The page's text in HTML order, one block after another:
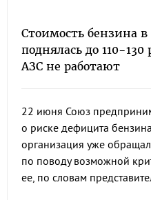
Стоимость бензина
поднялась до 110-130
АЗС не работают
22 июня Союз
о риске дефицита
организация уже
по поводу возможной
ее, по словам